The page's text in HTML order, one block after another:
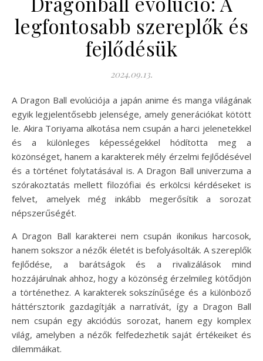
legfontosabb szereplők és
fejlődésük
2024.09.13.
A Dragon Ball evolúciója a japán anime és manga világának
egyik legjelentősebb jelensége, amely generációkat kötött
le. Akira Toriyama alkotása nem csupán a harci jelenetekkel
és a különleges képességekkel hódította meg a
közönséget, hanem a karakterek mély érzelmi fejlődésével
és a történet folytatásával is. A Dragon Ball univerzuma a
szórakoztatás mellett filozófiai és erkölcsi kérdéseket is
felvet, amelyek még inkább megerősítik a sorozat
népszerűségét.
A Dragon Ball karakterei nem csupán ikonikus harcosok,
hanem sokszor a nézők életét is befolyásolták. A szereplők
fejlődése, a barátságok és a rivalizálások mind
hozzájárulnak ahhoz, hogy a közönség érzelmileg kötődjön
a történethez. A karakterek sokszínűsége és a különböző
háttérsztorik gazdagítják a narratívát, így a Dragon Ball
nem csupán egy akciódús sorozat, hanem egy komplex
világ, amelyben a nézők felfedezhetik saját értékeiket és
dilemmáikat.